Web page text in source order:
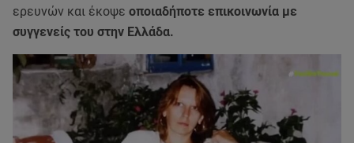
ερευνών και έκοψε οποιαδήποτε επικοινωνία με
συγγενείς του στην Ελλάδα.